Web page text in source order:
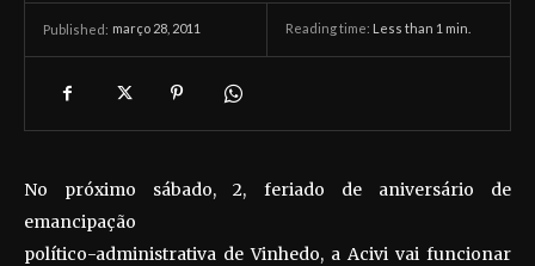
Published: março 28, 2011 Reading time: Less than 1 min.
No próximo sábado, 2, feriado de aniversário de
emancipação
político-administrativa de Vinhedo, a Acivi vai funcionar